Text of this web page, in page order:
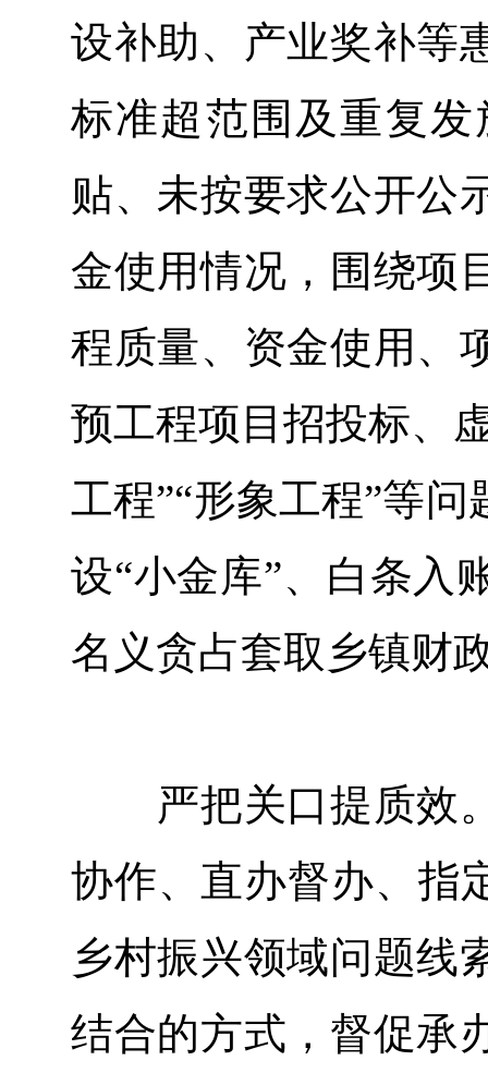
设补助、产业奖补等
标准超范围及重复
贴、未按要求公开公
金使用情况，围绕项
程质量、资金使用、
预工程项目招投标、
工程”“形象工程”等
设“小金库”、白条入
名义贪占套取乡镇财
严把关口提质效。
协作、直办督办、指
乡村振兴领域问题线
结合的方式，督促承